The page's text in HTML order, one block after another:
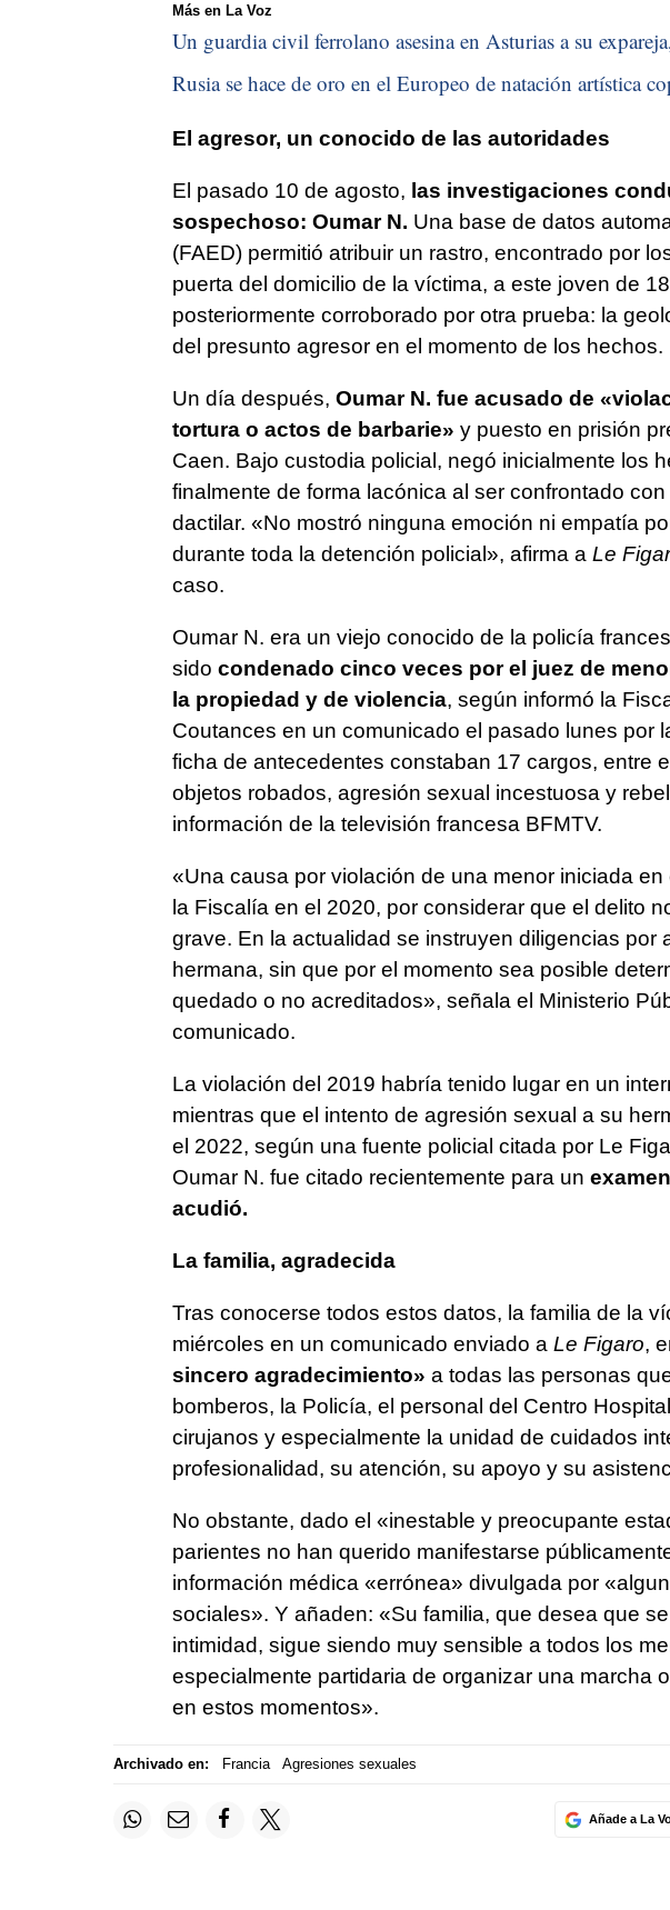
Más en La Voz
Un guardia civil ferrolano asesina en Asturias a su
Rusia se hace de oro en el Europeo de natación artística
El agresor, un conocido de las autoridades
El pasado 10 de agosto, las investigaciones
sospechoso: Oumar N. Una base de datos
(FAED) permitió atribuir un rastro, encontrado por
puerta del domicilio de la víctima, a este joven de
posteriormente corroborado por otra prueba: la
del presunto agresor en el momento de los hechos.
Un día después, Oumar N. fue acusado de
tortura o actos de barbarie» y puesto en prisión
Caen. Bajo custodia policial, negó inicialmente los
finalmente de forma lacónica al ser confrontado
dactilar. «No mostró ninguna emoción ni empatía
durante toda la detención policial», afirma a Le
caso.
Oumar N. era un viejo conocido de la policía
sido condenado cinco veces por el juez de
la propiedad y de violencia, según informó la
Coutances en un comunicado el pasado lunes por
ficha de antecedentes constaban 17 cargos, entre
objetos robados, agresión sexual incestuosa y
información de la televisión francesa BFMTV.
«Una causa por violación de una menor iniciada
la Fiscalía en el 2020, por considerar que el delito
grave. En la actualidad se instruyen diligencias por
hermana, sin que por el momento sea posible
quedado o no acreditados», señala el Ministerio
comunicado.
La violación del 2019 habría tenido lugar en un
mientras que el intento de agresión sexual a su
el 2022, según una fuente policial citada por Le
Oumar N. fue citado recientemente para un
acudió.
La familia, agradecida
Tras conocerse todos estos datos, la familia de la
miércoles en un comunicado enviado a Le Figaro,
sincero agradecimiento» a todas las personas
bomberos, la Policía, el personal del Centro
cirujanos y especialmente la unidad de cuidados
profesionalidad, su atención, su apoyo y su
No obstante, dado el «inestable y preocupante
parientes no han querido manifestarse
información médica «errónea» divulgada por
sociales». Y añaden: «Su familia, que desea que
intimidad, sigue siendo muy sensible a todos los
especialmente partidaria de organizar una marcha
en estos momentos».
Archivado en: Francia Agresiones sexuales
Añade a La